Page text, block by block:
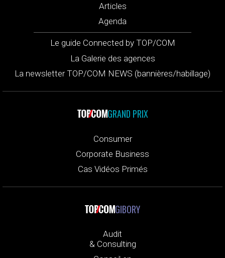
Articles
Agenda
Le guide Connected by TOP/COM
La Galerie des agences
La newsletter TOP/COM NEWS (bannières/habillage)
GRAND PRIX
Consumer
Corporate Business
Cas Vidéos Primés
GIBORY
Audit
& Consulting